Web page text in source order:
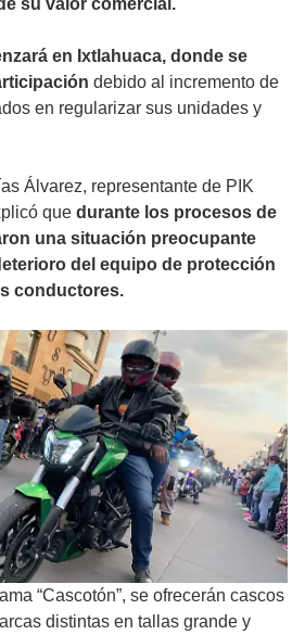
en Ixtlahuaca, donde se
debido al incremento de
en regularizar sus unidades y
Álvarez, representante de PIK
que durante los procesos de
una situación preocupante
del equipo de protección
conductores.
“Cascotón”, se ofrecerán cascos
distintas en tallas grande y